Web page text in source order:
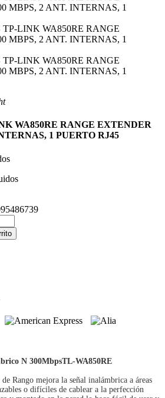
WA850RE RANGE EXTENDER
1 PUERTO RJ45
N 300MbpsTL-WA850RE
Rango mejora la señal inalámbrica a áreas
o difíciles de cablear a la perfección